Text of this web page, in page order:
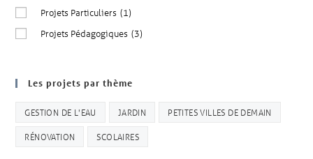
Projets Particuliers (1)
Projets Pédagogiques (3)
Les projets par thème
GESTION DE L'EAU JARDIN PETITES VILLES DE DEMAIN
RÉNOVATION SCOLAIRES